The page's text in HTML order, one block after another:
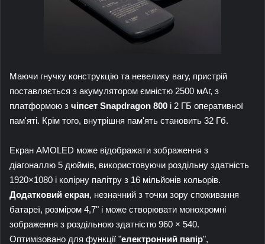
Маючи гнучку конструкцію та невелику вагу, пристрій
поставляється з акумулятором ємністю 2500 мАг, з
платформою з чіпсет Snapdragon 800 і 2 ГБ оперативної
пам'яті. Крім того, внутрішня пам'ять становить 32 Гб.
Екран AMOLED може відображати зображення з
діагоналлю 5 дюймів, використовуючи роздільну здатність
1920×1080 і колірну палітру з 16 мільйонів кольорів.
Додатковий екран, незначний з точки зору споживання
батареї, розміром 4,7" і може створювати монохромні
зображення з роздільною здатністю 960 × 540.
Оптимізовано для функції "електронний папір",